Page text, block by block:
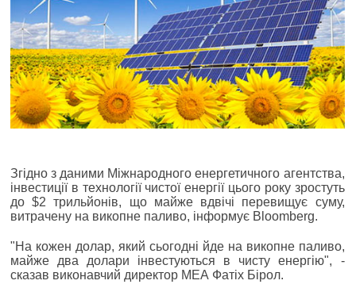
Згідно з даними Міжнародного енергетичного агентства,
інвестиції в технології чистої енергії цього року зростуть
до $2 трильйонів, що майже вдвічі перевищує суму,
витрачену на викопне паливо, інформує Bloomberg.
"На кожен долар, який сьогодні йде на викопне паливо,
майже два долари інвестуються в чисту енергію", -
сказав виконавчий директор МЕА Фатіх Бірол.